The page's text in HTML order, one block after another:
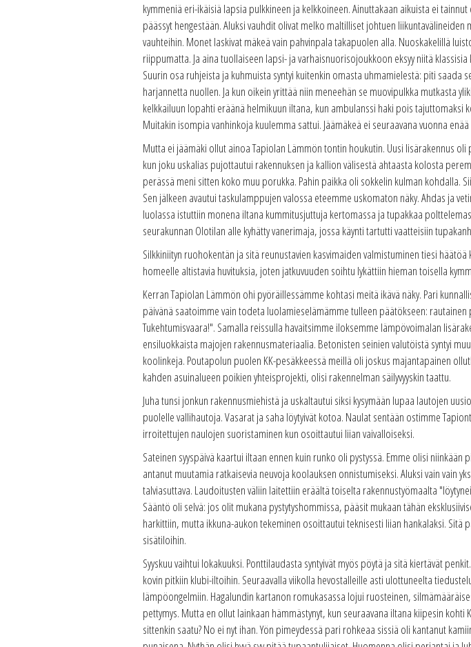
kymmeniä eri-ikäisiä lapsia pulkkineen ja kelkkoineen. Ainuttakaan aikuista ei
päässyt hengestään. Aluksi vauhdit olivat melko maltilliset johtuen
vauhteihin. Monet laskivat mäkeä vain pahvinpala takapuolen alla. Nuoskakelillä
riippumatta. Ja aina tuollaiseen lapsi- ja varhaisnuorisojoukkoon eksyy niitä
Suurin osa ruhjeista ja kuhmuista syntyi kuitenkin omasta uhmamielestä: piti saada
harjannetta nuollen. Ja kun oikein yrittää niin meneehän se muovipulkka mutkasta
kelkkailuun lopahti eräänä helmikuun iltana, kun ambulanssi haki pois tajuttomaksi
Muitakin isompia vanhinkoja kuulemma sattui. Jäämäkeä ei seuraavana vuonna
Mutta ei jäämäki ollut ainoa Tapiolan Lämmön tontin houkutin. Uusi lisärakennus
kun joku uskalias pujottautui rakennuksen ja kallion välisestä ahtaasta kolosta
perässä meni sitten koko muu porukka. Pahin paikka oli sokkelin kulman kohdalla.
Sen jälkeen avautui taskulamppujen valossa eteemme uskomaton näky. Ahdas ja
luolassa istuttiin monena iltana kummitusjuttuja kertomassa ja tupakkaa
seurakunnan Olotilan alle kyhätty vanerimaja, jossa käynti tartutti vaatteisiin
Silkkiniityn ruohokentän ja sitä reunustavien kasvimaiden valmistuminen tiesi
homeelle altistavia huvituksia, joten jatkuvuuden soihtu lykättiin hieman toisella
Kerran Tapiolan Lämmön ohi pyöräillessämme kohtasi meitä ikävä näky. Pari
päivänä saatoimme vain todeta luolamieselämämme tulleen päätökseen:
Tukehtumisvaara!". Samalla reissulla havaitsimme iloksemme lämpövoimalan
ensiluokkaista majojen rakennusmateriaalia. Betonisten seinien valutöistä syntyi
koolinkeja. Poutapolun puolen KK-pesäkkeessä meillä oli joskus majantapainen
kahden asuinalueen poikien yhteisprojekti, olisi rakennelman säilyvyyskin taattu.
Juha tunsi jonkun rakennusmiehistä ja uskaltautui siksi kysymään lupaa lautojen
puolelle vallihautoja. Vasarat ja saha löytyivät kotoa. Naulat sentään ostimme
irroitettujen naulojen suoristaminen kun osoittautui liian vaivalloiseksi.
Sateinen syyspäivä kaartui iltaan ennen kuin runko oli pystyssä. Emme olisi
antanut muutamia ratkaisevia neuvoja koolauksen onnistumiseksi. Aluksi vain vain
talviasuttava. Laudoitusten väliin laitettiin eräältä toiselta rakennustyömaalta
Sääntö oli selvä: jos olit mukana pystytyshommissa, pääsit mukaan tähän
harkittiin, mutta ikkuna-aukon tekeminen osoittautui teknisesti liian hankalaksi.
sisätiloihin.
Syyskuu vaihtui lokakuuksi. Ponttilaudasta syntyivät myös pöytä ja sitä kiertävät
kovin pitkiin klubi-iltoihin. Seuraavalla viikolla hevostalleille asti ulottuneelta
lämpöongelmiin. Hagalundin kartanon romukasassa lojui ruosteinen,
pettymys. Mutta en ollut lainkaan hämmästynyt, kun seuraavana iltana kiipesin
sittenkin saatu? No ei nyt ihan. Yön pimeydessä pari rohkeaa sissiä oli kantanut